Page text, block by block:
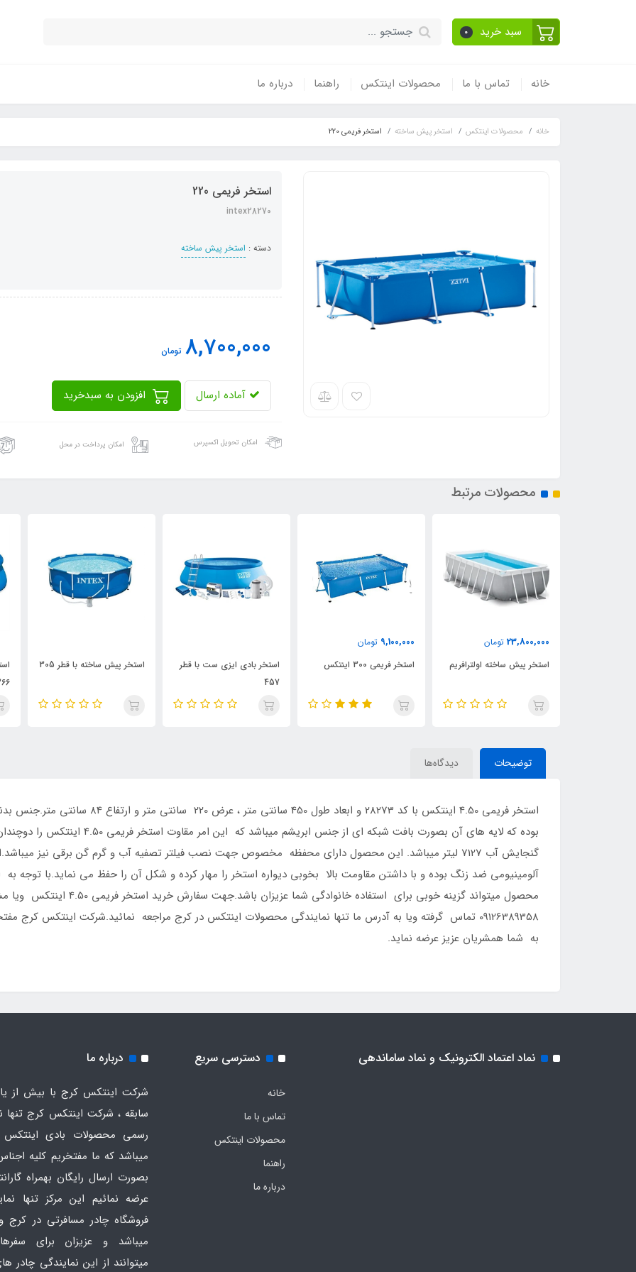
سبد خرید 0
خانه تماس با ما محصولات اینتکس راهنما درباره ما
خانه محصولات اینتکس استخر پیش ساخته استخر فریمی 220
استخر فریمی 220
intex28270
دسته : استخر پیش ساخته
8,700,000 تومان
آماده ارسال
امکان تحویل اکسپرس امکان پرداخت در محل
محصولات مرتبط
9,100,000 تومان
استخر فریمی 300 اینتکس
استخر بادی ایزی ست با قطر
استخر پیش ساخته با قطر 305
استخر بادی ایزی ست با قطر
توضیحات دیدگاه‌ها
محصول میتواند گزینه خوبی برای
09126389358 تماس گرفته ویا به آدرس ما تنها نمایندگی محصولات اینتکس در کرج مراجعه نمائید.شرکت اینتکس
به شما همشریان عزیز عرضه نماید.
نماد اعتماد الکترونیک و نماد ساماندهی دسترسی سریع
خانه
تماس با ما
محصولات اینتکس
راهنما
درباره ما
درباره ما
شرکت اینتکس کرج با بیش از
سابقه ، شرکت اینتکس کرج تنها
رسمی محصولات بادی
میباشد که ما مفتخریم کلیه
بصورت ارسال رایگان بهمراه
عرضه نمائیم این مرکز تنها
فروشگاه چادر مسافرتی در کرج
میباشد و عزیزان برای
میتوانند از این نمایندگی چادر